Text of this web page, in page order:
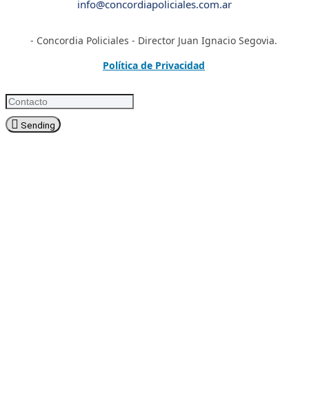
info@concordiapoliciales.com.ar
- Concordia Policiales - Director Juan Ignacio Segovia.
Política de Privacidad
Sending